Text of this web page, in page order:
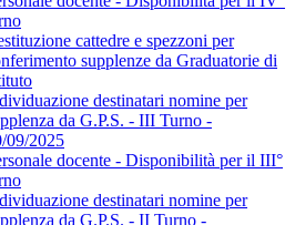
cattedre e spezzoni per
supplenze da Graduatorie di
destinatari nomine per
da G.P.S. - III Turno -
09/2025
docente - Disponibilità per il III°
destinatari nomine per
da G.P.S. - II Turno -